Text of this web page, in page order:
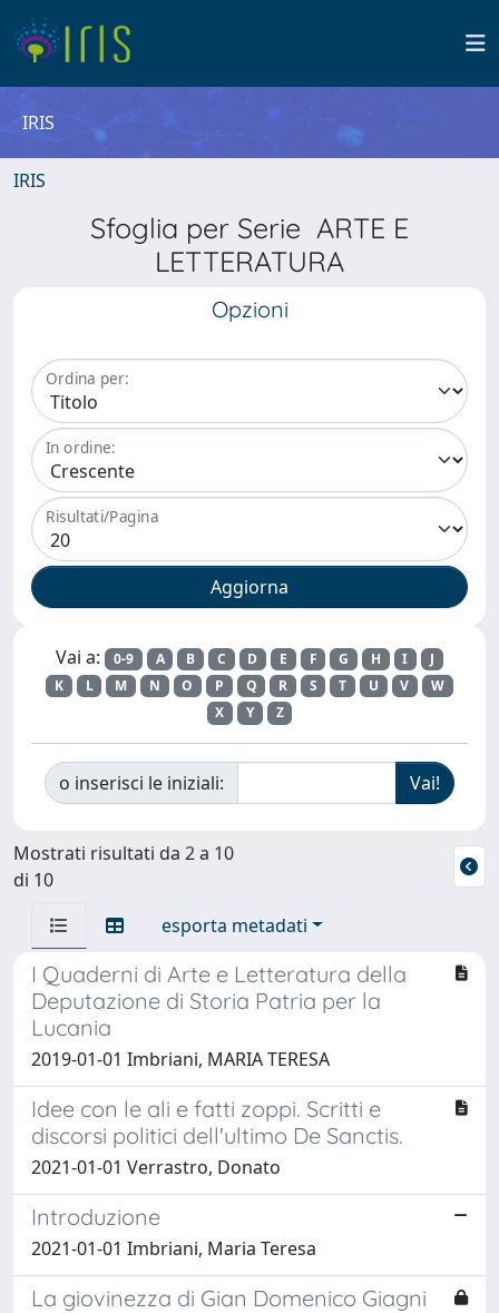
IRIS
IRIS
Sfoglia per Serie ARTE E
LETTERATURA
Opzioni
Ordina per:
In ordine:
Risultati/Pagina
Vai a: 0-9 A B C D E F G H I
J
K
L M N O P Q R S T U V
W
X
Y Z
o inserisci le iniziali:
Mostrati risultati da 2 a 10
di 10
esporta metadati
I Quaderni di Arte e Letteratura della
Deputazione di Storia Patria per la
Lucania
2019-01-01 Imbriani, MARIA TERESA
Idee con le ali e fatti zoppi. Scritti e
discorsi politici dell'ultimo De Sanctis.
2021-01-01 Verrastro, Donato
Introduzione
2021-01-01 Imbriani, Maria Teresa
La giovinezza di Gian Domenico Giagni